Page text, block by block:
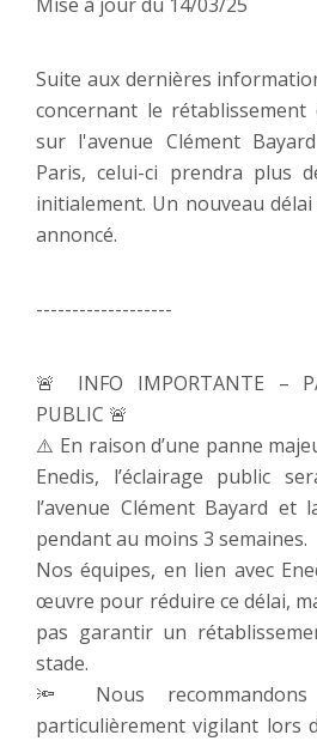
Suite aux dernières
concernant le rétablissement
sur l'avenue Clément
Paris, celui-ci prendra plus
initialement. Un nouveau
annoncé.
-------------------
🚨 INFO IMPORTANTE –
PUBLIC 🚨
⚠️ En raison d’une panne
Enedis, l’éclairage public
l’avenue Clément Bayard et
pendant au moins 3 semaines.
Nos équipes, en lien avec
œuvre pour réduire ce délai,
pas garantir un
stade.
🔦 Nous
particulièrement vigilant lors